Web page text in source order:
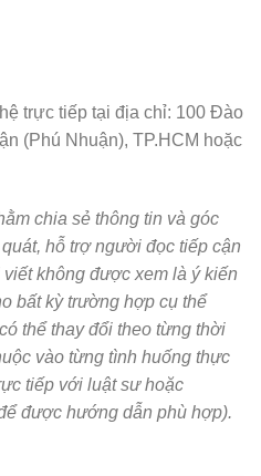
trực tiếp tại địa chỉ: 100 Đào
(Phú Nhuận), TP.HCM hoặc
chia sẻ thông tin và góc
hỗ trợ người đọc tiếp cận
không được xem là ý kiến
bất kỳ trường hợp cụ thể
thể thay đổi theo từng thời
vào từng tình huống thực
tiếp với luật sư hoặc
được hướng dẫn phù hợp).